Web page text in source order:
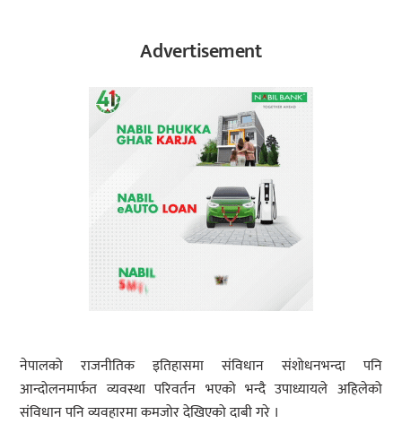
Advertisement
नेपालको राजनीतिक इतिहासमा संविधान संशोधनभन्दा पनि
आन्दोलनमार्फत व्यवस्था परिवर्तन भएको भन्दै उपाध्यायले अहिलेको
संविधान पनि व्यवहारमा कमजोर देखिएको दाबी गरे ।